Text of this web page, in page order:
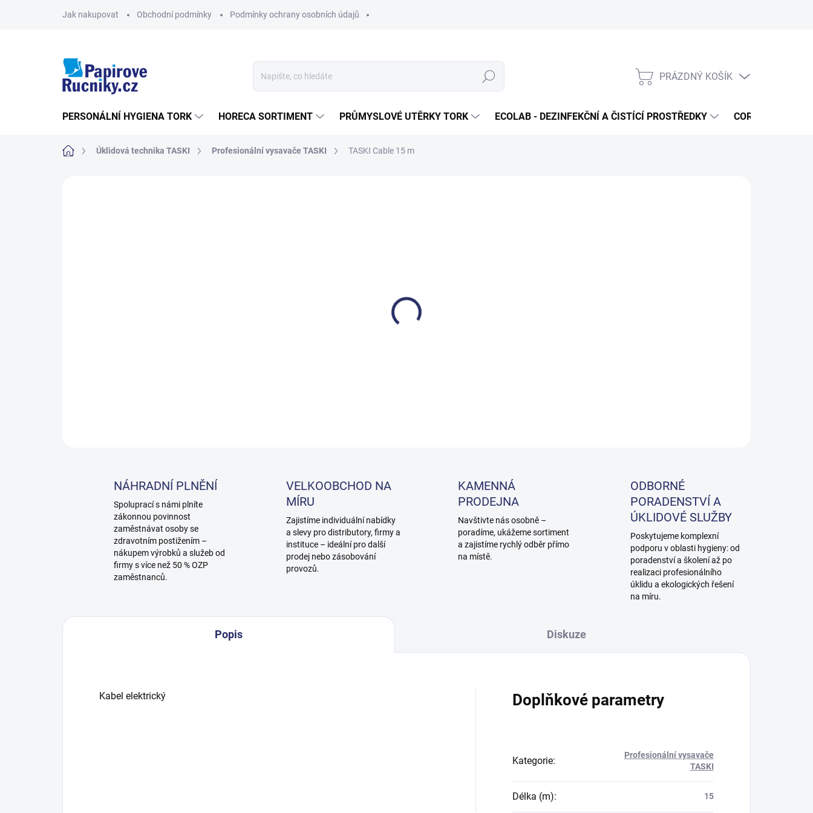
Jak nakupovat Obchodní podmínky Podmínky ochrany osobních údajů
Hledat
NÁKUPNÍ
PRÁZDNÝ KOŠÍK
PERSONÁLNÍ HYGIENA TORK HORECA SORTIMENT PRŮMYSLOVÉ UTĚRKY TORK ECOLAB - DEZINFEKČNÍ A ČISTÍCÍ PROSTŘEDKY CORMEN -
Domů Úklidová technika TASKI Profesionální vysavače TASKI TASKI Cable 15 m
NÁHRADNÍ PLNĚNÍ
Spoluprací s námi plníte
zákonnou povinnost
zaměstnávat osoby se
zdravotním postižením –
nákupem výrobků a služeb od
firmy s více než 50 % OZP
zaměstnanců.
VELKOOBCHOD NA
MÍRU
Zajistíme individuální nabídky
a slevy pro distributory, firmy a
instituce – ideální pro další
prodej nebo zásobování
provozů.
KAMENNÁ
PRODEJNA
Navštivte nás osobně –
poradíme, ukážeme sortiment
a zajistíme rychlý odběr přímo
na místě.
ODBORNÉ
PORADENSTVÍ A
ÚKLIDOVÉ SLUŽBY
Poskytujeme komplexní
podporu v oblasti hygieny: od
poradenství a školení až po
realizaci profesionálního
úklidu a ekologických řešení
na míru.
Popis Diskuze
Kabel elektrický Doplňkové parametry
Kategorie:
Profesionální vysavače
TASKI
Délka (m): 15